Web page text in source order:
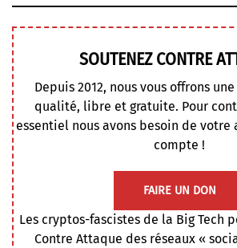
SOUTENEZ CONTRE
Depuis 2012, nous vous offrons
qualité, libre et gratuite. Pour
essentiel nous avons besoin de votre
compte !
FAIRE UN DON
Les cryptos-fascistes de la Big Tech
Contre Attaque des réseaux «